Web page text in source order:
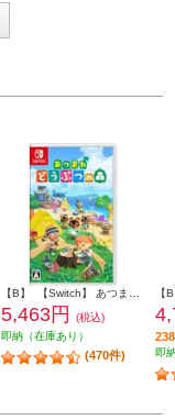
5,463円
(税込)
即納（在庫あり）
(470件) 即